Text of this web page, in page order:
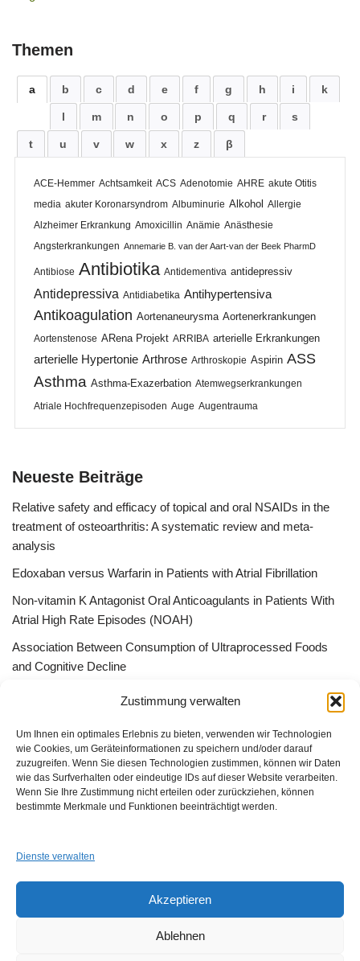
Zustimmung verwalten
Um Ihnen ein optimales Erlebnis zu bieten, verwenden wir Technologien
wie Cookies, um Geräteinformationen zu speichern und/oder darauf
zuzugreifen. Wenn Sie diesen Technologien zustimmen, können wir Daten
wie das Surfverhalten oder eindeutige IDs auf dieser Website verarbeiten.
Wenn Sie Ihre Zustimmung nicht erteilen oder zurückziehen, können
bestimmte Merkmale und Funktionen beeinträchtigt werden.
Dienste verwalten
Akzeptieren
Ablehnen
Themen
a b c d e f g h i k
l m n o p q r s
t u v w x z β
ACE-Hemmer Achtsamkeit ACS Adenotomie AHRE akute Otitis
media akuter Koronarsyndrom Albuminurie Alkohol Allergie
Alzheimer Erkrankung Amoxicillin Anämie Anästhesie
Angsterkrankungen Annemarie B. van der Aart-van der Beek PharmD
Antibiose Antibiotika Antidementiva antidepressiv
Antidepressiva Antidiabetika Antihypertensiva
Antikoagulation Aortenaneurysma Aortenerkrankungen
Aortenstenose ARena Projekt ARRIBA arterielle Erkrankungen
arterielle Hypertonie Arthrose Arthroskopie Aspirin ASS
Asthma Asthma-Exazerbation Atemwegserkrankungen
Atriale Hochfrequenzepisoden Auge Augentrauma
Neueste Beiträge
Relative safety and efficacy of topical and oral NSAIDs in the
treatment of osteoarthritis: A systematic review and meta-
analysis
Edoxaban versus Warfarin in Patients with Atrial Fibrillation
Non-vitamin K Antagonist Oral Anticoagulants in Patients With
Atrial High Rate Episodes (NOAH)
Association Between Consumption of Ultraprocessed Foods
and Cognitive Decline
Bessere Behandlung durch „Peer effect“ –Qualitätszirkel, App
GUAD e.V.
info@guad-netz.de